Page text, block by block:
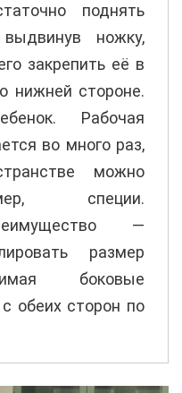
поднять
ножку,
закрепить её в
нижней стороне.
Рабочая
во много раз,
можно
специи.
—
размер
боковые
обеих сторон по